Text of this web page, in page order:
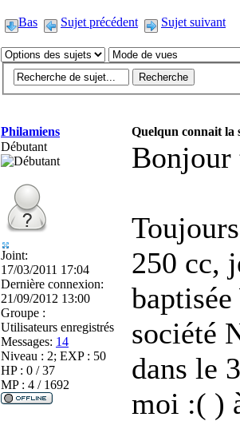
Bas Sujet précédent Sujet suivant
Philamiens
Quelqun connait la
Débutant
Joint:
17/03/2011 17:04
Dernière connexion:
21/09/2012 13:00
Groupe :
Utilisateurs enregistrés
Messages: 14
Niveau : 2; EXP : 50
HP : 0 / 37
MP : 4 / 1692
Bonjour
250 cc,
société
dans le
moi :( )